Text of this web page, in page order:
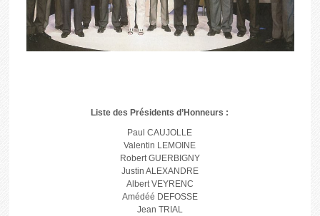
Liste des Présidents d’Honneurs :
Paul CAUJOLLE
Valentin LEMOINE
Robert GUERBIGNY
Justin ALEXANDRE
Albert VEYRENC
Amédéé DEFOSSE
Jean TRIAL